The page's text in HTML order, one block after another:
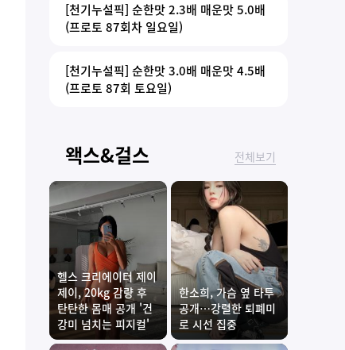
[천기누설픽] 순한맛 2.3배 매운맛 5.0배
(프로토 87회차 일요일)
[천기누설픽] 순한맛 3.0배 매운맛 4.5배
(프로토 87회 토요일)
왝스&걸스 전체보기
헬스 크리에이터 제이
제이, 20kg 감량 후
탄탄한 몸매 공개 '건
강미 넘치는 피지컬'
한소희, 가슴 옆 타투
공개…강렬한 퇴폐미
로 시선 집중